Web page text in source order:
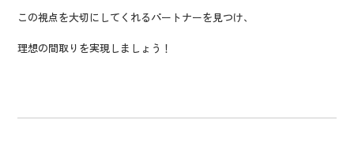
この視点を大切にしてくれるパートナーを見つけ、
理想の間取りを実現しましょう！